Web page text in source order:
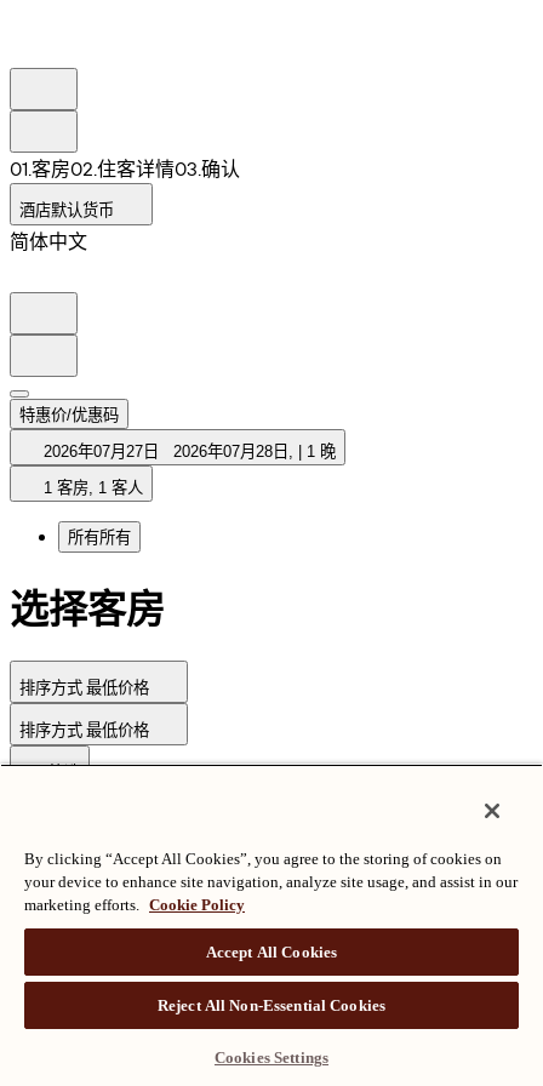
01.客房02.住客详情03.确认
酒店默认货币
简体中文
特惠价/优惠码
2026年07月27日
2026年07月28日 ,
1 晚
1 客房, 1 客人
所有所有
选择客房
排序方式最低价格
排序方式最低价格
筛选
版权所有©朗廷酒店国际有限公司沪ICP备2024050525
By clicking “Accept All Cookies”, you agree to the storing of cookies on
your device to enhance site navigation, analyze site usage, and assist in our
marketing efforts. Cookie Policy
Accept All Cookies
Reject All Non-Essential Cookies
Cookies Settings